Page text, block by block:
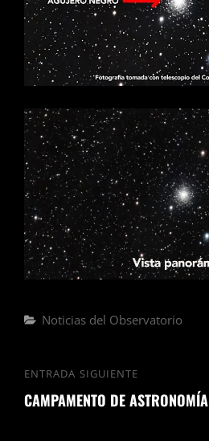
Noticias del Observatorio
ENTRADA SIGUIENTE
CAMPAMENTO DE ASTRONOMÍA